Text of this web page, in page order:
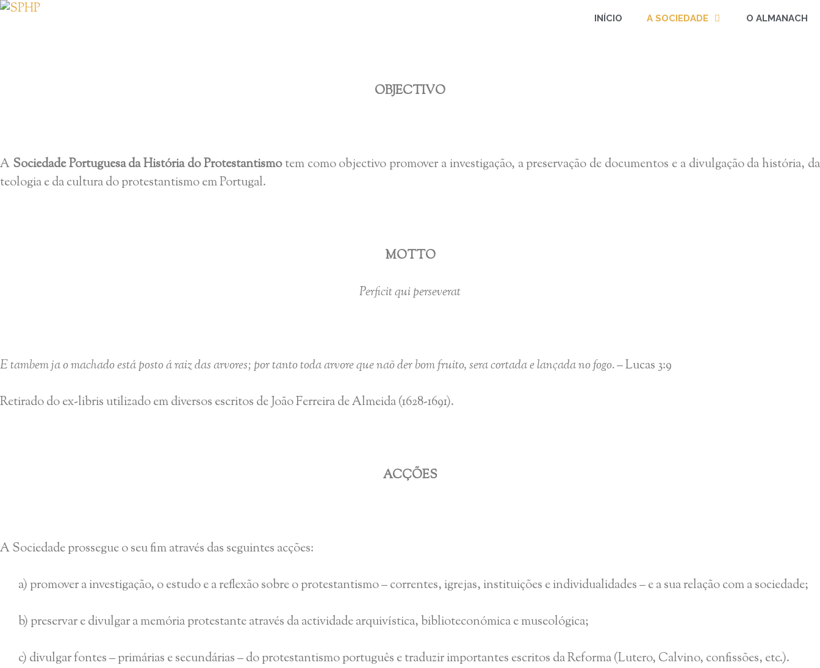
Saltar
INÍCIO A SOCIEDADE O ALMANACH
OBJECTIVO
A Sociedade Portuguesa da História do Protestantismotem como objectivo promover a investigação, a preservação de documentos e a divulgação da história, da
teologia e da cultura do protestantismo em Portugal.
MOTTO
Perficit qui perseverat
E tambem ja o machado está posto á raiz das arvores; por tanto toda arvore que naõ der bom fruito, sera cortada e lançada no fogo.– Lucas 3:9
Retirado do ex-libris utilizado em diversos escritos de João Ferreira de Almeida (1628-1691).
ACÇÕES
A Sociedade prossegue o seu fim através das seguintes acções:
a) promover a investigação, o estudo e a reflexão sobre o protestantismo – correntes, igrejas, instituições e individualidades – e a sua relação com a sociedade;
b) preservar e divulgar a memória protestante através da actividade arquivística, biblioteconómica e museológica;
c) divulgar fontes – primárias e secundárias – do protestantismo português e traduzir importantes escritos da Reforma (Lutero, Calvino, confissões, etc.).